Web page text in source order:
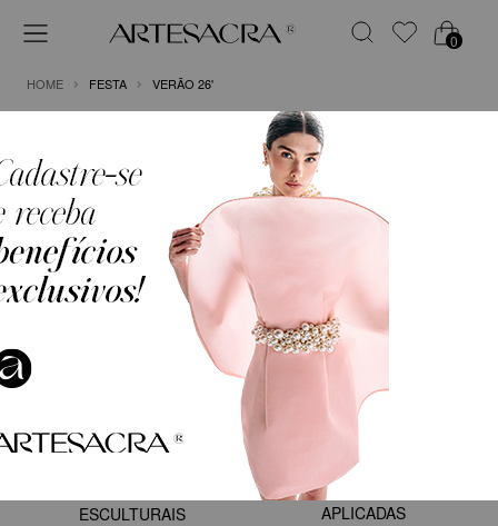
0
HOME FESTA VERÃO 26'
ORDENAR POR
ESCULTURAIS
VESTIDO MIDI EM TAFETÁ
RAYON COM FLORES
APLICADAS